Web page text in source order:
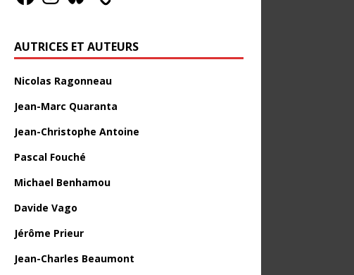
AUTRICES ET AUTEURS
Nicolas Ragonneau
Jean-Marc Quaranta
Jean-Christophe Antoine
Pascal Fouché
Michael Benhamou
Davide Vago
Jérôme Prieur
Jean-Charles Beaumont